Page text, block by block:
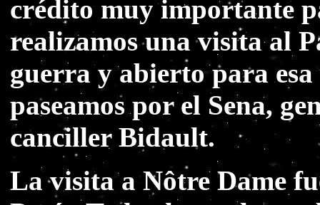
crédito muy importante
realizamos una visita al
guerra y abierto para
paseamos por el Sena,
canciller Bidault.
La visita a Nôtre Dame